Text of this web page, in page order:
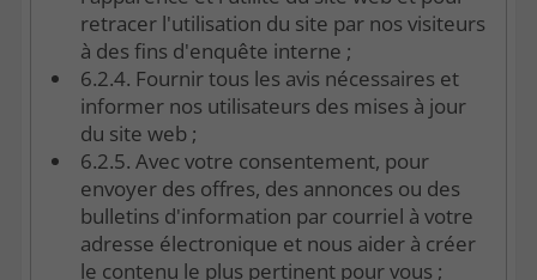
retracer l'utilisation du site par nos visiteurs
à des fins d'enquête interne ;
6.2.4. Fournir tous les avis nécessaires et
informer nos utilisateurs des mises à jour
du site web ;
6.2.5. Avec votre consentement, pour
envoyer des offres, des annonces ou des
bulletins d'information par courriel à votre
adresse électronique et nous aider à créer
le contenu le plus pertinent pour vous ;